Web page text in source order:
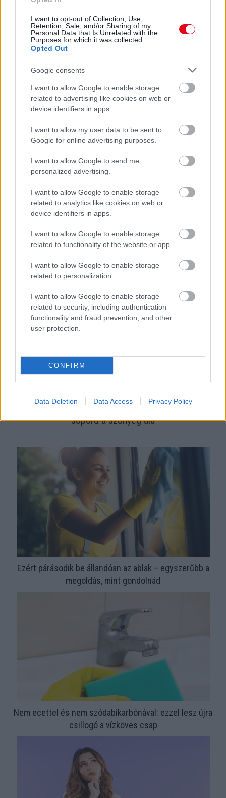
I want to opt-out of Collection, Use,
Retention, Sale, and/or Sharing of my
Personal Data that Is Unrelated with the
Purposes for which it was collected.
Opted Out
Google consents
I want to allow Google to enable storage
related to advertising like cookies on web or
device identifiers in apps.
I want to allow my user data to be sent to
Google for online advertising purposes.
I want to allow Google to send me
personalized advertising.
I want to allow Google to enable storage
related to analytics like cookies on web or
device identifiers in apps.
I want to allow Google to enable storage
related to functionality of the website or app.
I want to allow Google to enable storage
related to personalization.
I want to allow Google to enable storage
related to security, including authentication
functionality and fraud prevention, and other
user protection.
CONFIRM
Data Deletion Data Access Privacy Policy
Erre figyelj!
07. 31.
NEM A CITROMSAV, AZ ECET VAGY A
SZÓDABIKARBÓNA A LEGERŐSEBB: EZT HASZNÁLJÁK A
SZÁLLODÁKBAN A VÍZKŐ ELLEN
Ez a szer tényleg eltünteti a vízkövet
24 ÓRA TOVÁBBI HÍREI
24 óra
próbál figyelmeztetni
Orvos figyelmeztet: ezt az apró reggeli tünetet ne
söpörd a szőnyeg alá
Ezért párásodik be állandóan az ablak – egyszerűbb a
megoldás, mint gondolnád
Nem ecettel és nem szódabikarbónával: ezzel lesz újra
csillogó a vízköves csap